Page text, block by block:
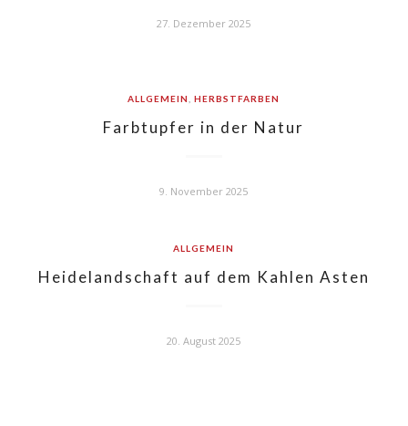
27. Dezember 2025
ALLGEMEIN ,HERBSTFARBEN
Farbtupfer in der Natur
9. November 2025
ALLGEMEIN
Heidelandschaft auf dem Kahlen Asten
20. August 2025